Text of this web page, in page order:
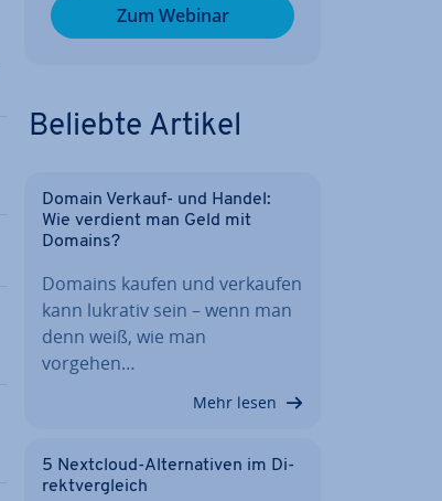
Zum Webinar
Beliebte Artikel
Domain Verkauf- und Handel:
Wie verdient man Geld mit
Domains?
Domains kaufen und verkaufen
kann lukrativ sein – wenn man
denn weiß, wie man
vorgehen…
Mehr lesen
5 Nextcloud-Al­ter­na­ti­ven im Di­
rekt­ver­gleich